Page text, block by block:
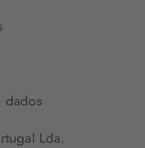
dados
Lda.